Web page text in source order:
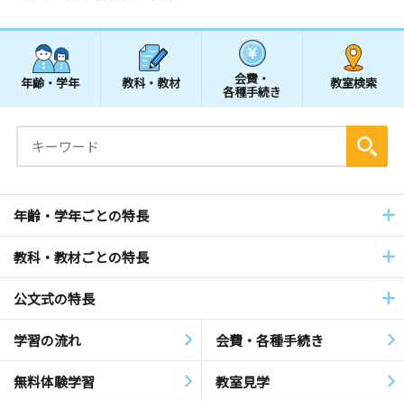
年齢・学年 教科・教材 会費・
各種手続き
教室検索
年齢・学年ごとの特長
教科・教材ごとの特長
公文式の特長
学習の流れ 会費・各種手続き
無料体験学習 教室見学